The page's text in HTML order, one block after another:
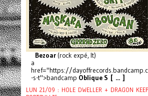
Bezoar(rock expé, It)
a
href="https://
-s-t">bandcamp Oblique S [ ... ]
LUN 21/09 : HOLE DWELLER + DRAGON